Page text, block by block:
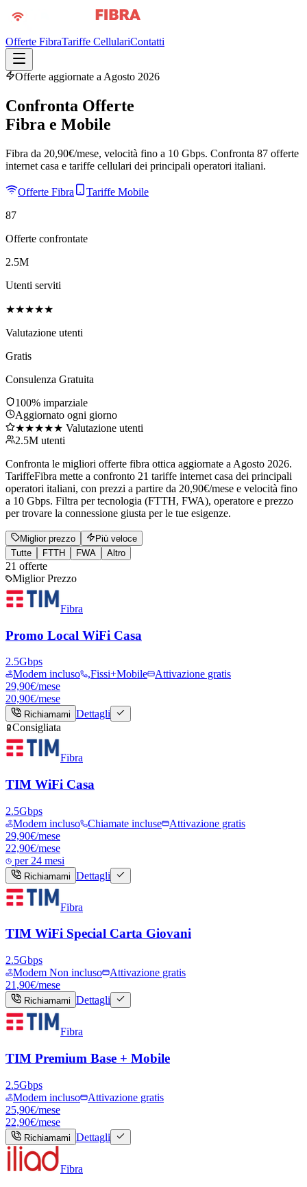
Offerte FibraTariffe CellulariContatti
Offerte aggiornate a Agosto 2026
Confronta Offerte
Fibra e Mobile
Fibra da 20,90€/mese, velocità fino a 10 Gbps. Confronta 87 offerte
internet casa e tariffe cellulari dei principali operatori italiani.
Offerte Fibra
Tariffe Mobile
87
Offerte confrontate
2.5M
Utenti serviti
★★★★★
Valutazione utenti
Gratis
Consulenza Gratuita
100% imparziale
Aggiornato ogni giorno
★★★★★ Valutazione utenti
2.5M utenti
Confronta le migliori offerte fibra ottica aggiornate a Agosto 2026.
TariffeFibra mette a confronto 21 tariffe internet casa dei principali
operatori italiani, con prezzi a partire da 20,90€/mese e velocità fino
a 10 Gbps. Filtra per tecnologia (FTTH, FWA), operatore e prezzo
per trovare la connessione giusta per le tue esigenze.
Miglior prezzo
Più veloce
Tutte
FTTH FWA Altro
21 offerte
Miglior Prezzo
Fibra
Promo Local WiFi Casa
2.5Gbps
Modem incluso
,Fissi+Mobile
Attivazione gratis
29,90€/mese
20,90€/mese
Richiamami Dettagli
Consigliata
Fibra
TIM WiFi Casa
2.5Gbps
Modem incluso
Chiamate incluse
Attivazione gratis
29,90€/mese
22,90€/mese
per 24 mesi
Richiamami Dettagli
Fibra
TIM WiFi Special Carta Giovani
2.5Gbps
Modem Non incluso
Attivazione gratis
21,90€/mese
Richiamami Dettagli
Fibra
TIM Premium Base + Mobile
2.5Gbps
Modem incluso
Attivazione gratis
25,90€/mese
22,90€/mese
Richiamami Dettagli
Fibra